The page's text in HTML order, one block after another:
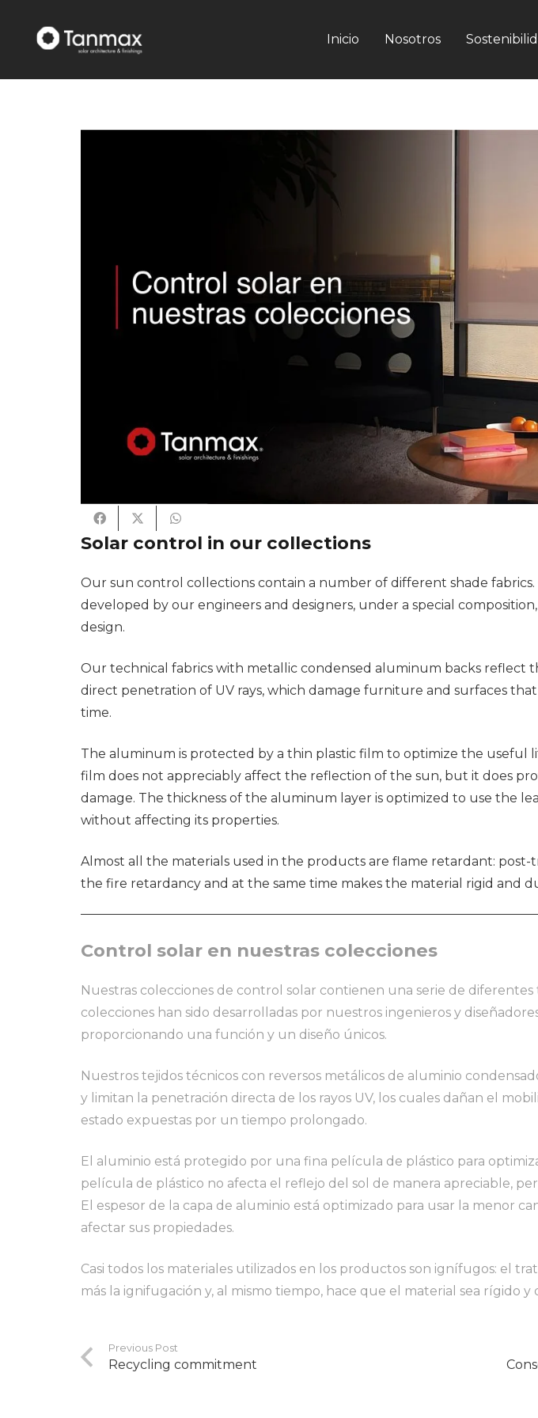
Inicio Nosotros
Solar control in our collections
Our sun control collections contain a number of different shade
developed by our engineers and designers, under a special
design.
Our technical fabrics with metallic condensed aluminum backs reflect
direct penetration of UV rays, which damage furniture and surfaces
time.
The aluminum is protected by a thin plastic film to optimize the useful
film does not appreciably affect the reflection of the sun, but it does
damage. The thickness of the aluminum layer is optimized to use the
without affecting its properties.
Almost all the materials used in the products are flame retardant:
the fire retardancy and at the same time makes the material rigid and
Control solar en nuestras colecciones
Nuestras colecciones de control solar contienen una serie de diferentes
colecciones han sido desarrolladas por nuestros ingenieros y
proporcionando una función y un diseño únicos.
Nuestros tejidos técnicos con reversos metálicos de aluminio
y limitan la penetración directa de los rayos UV, los cuales dañan el
estado expuestas por un tiempo prolongado.
El aluminio está protegido por una fina película de plástico para
película de plástico no afecta el reflejo del sol de manera apreciable,
El espesor de la capa de aluminio está optimizado para usar la menor
afectar sus propiedades.
Casi todos los materiales utilizados en los productos son ignífugos: el
más la ignifugación y, al mismo tiempo, hace que el material sea rígido y
Previous Post
Recycling commitment